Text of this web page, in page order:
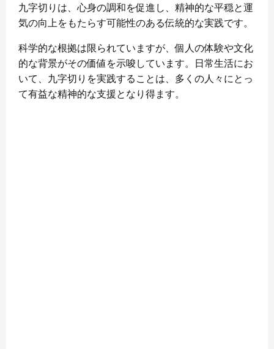
九字切りは、心身の調和を促進し、精神的な平穏と運
気の向上をもたらす可能性のある伝統的な実践です。
科学的な根拠は限られていますが、個人の体験や文化
的な背景がその価値を示唆しています。日常生活にお
いて、九字切りを実践することは、多くの人々にとっ
て有益な精神的な支援となり得ます。